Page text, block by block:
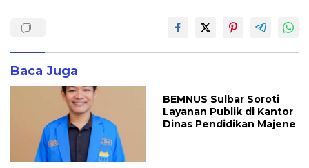
Baca Juga
BEMNUS Sulbar Soroti
Layanan Publik di Kantor
Dinas Pendidikan Majene